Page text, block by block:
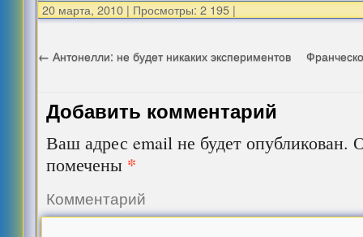
20 марта, 2010 | Просмотры: 2 195 |
← Антонелли: не будет никаких экспериментов
Добавить комментарий
Ваш адрес email не будет опубликован.
помечены *
Комментарий